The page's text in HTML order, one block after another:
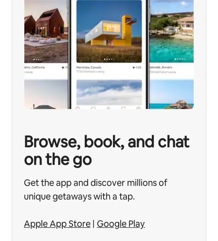
Browse, book, and chat
on the go
Get the app and discover millions of
unique getaways with a tap.
Apple App Store | Google Play